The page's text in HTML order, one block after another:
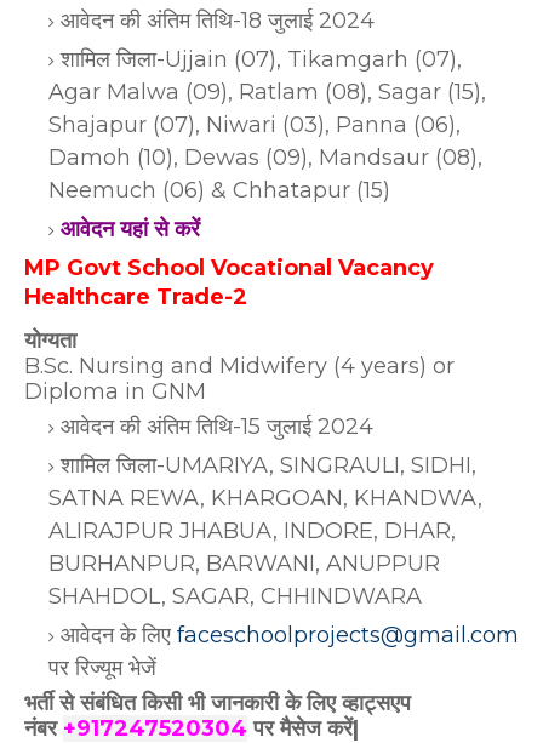
आवेदन की अंतिम तिथि-18 जुलाई 2024
शामिल जिला-Ujjain (07), Tikamgarh (07),
Agar Malwa (09), Ratlam (08), Sagar (15),
Shajapur (07), Niwari (03), Panna (06),
Damoh (10), Dewas (09), Mandsaur (08),
Neemuch (06) & Chhatapur (15)
आवेदन यहां से करें
MP Govt School Vocational Vacancy
Healthcare Trade-2
योग्यता
B.Sc. Nursing and Midwifery (4 years) or
Diploma in GNM
आवेदन की अंतिम तिथि-15 जुलाई 2024
शामिल जिला-UMARIYA, SINGRAULI, SIDHI,
SATNA REWA, KHARGOAN, KHANDWA,
ALIRAJPUR JHABUA, INDORE, DHAR,
BURHANPUR, BARWANI, ANUPPUR
SHAHDOL, SAGAR, CHHINDWARA
आवेदन के लिए faceschoolprojects@gmail.com
पर रिज्यूम भेजें
भर्ती से संबंधित किसी भी जानकारी के लिए व्हाट्सएप
नंबर +917247520304 पर मैसेज करें|